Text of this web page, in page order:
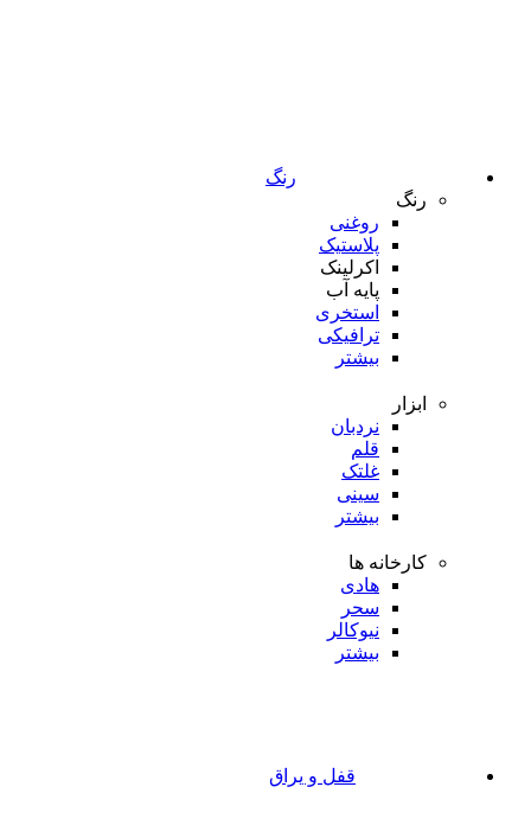
رنگ
رنگ
روغنی
پلاستیک
اکرلینک
پایه آب
استخری
ترافیکی
بیشتر
ابزار
نردبان
قلم
غلتک
سینی
بیشتر
کارخانه ها
هادی
سحر
نیوکالر
بیشتر
قفل و یراق